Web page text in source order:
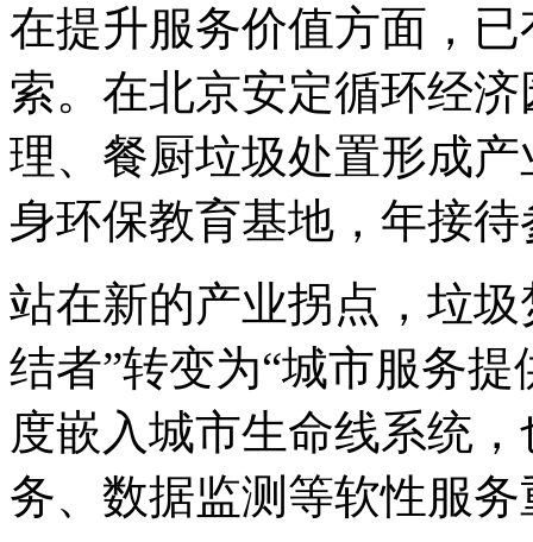
在提升服务价值方面，
索。在北京安定循环经
理、餐厨垃圾处置形成
身环保教育基地，年接
站在新的产业拐点，垃
结者”转变为“城市服务
度嵌入城市生命线系统
务、数据监测等软性服